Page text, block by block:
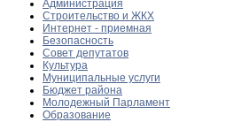
Администрация
Строительство и ЖКХ
Интернет - приемная
Безопасность
Совет депутатов
Культура
Муниципальные услуги
Бюджет района
Молодежный Парламент
Образование